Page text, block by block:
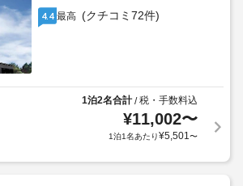
4.4 最高 (クチコミ72件)
1泊2名合計/税・手数料込
¥11,002〜
1泊1名あたり¥5,501〜